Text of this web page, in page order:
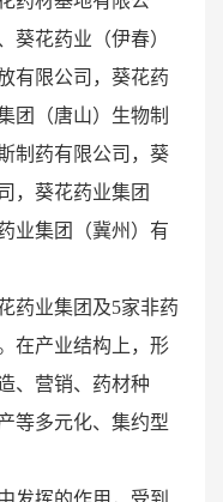
葵花药业（伊春）
有限公司，葵花药
团（唐山）生物制
制药有限公司，葵
，葵花药业集团
业集团（冀州）有
药业集团及5家非药
在产业结构上，形
、营销、药材种
等多元化、集约型